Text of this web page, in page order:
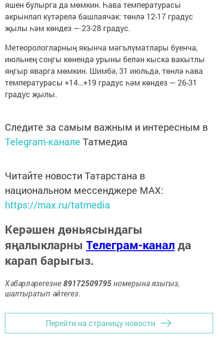
яшен булырга да мөмкин. Һава температурасы
акрынлап күтәрелә башлаячак: төнлә 12-17 градус
җылы һәм көндез — 23-28 градус.
Метеорологларның якынча мәгълүматлары буенча,
июльнең соңгы көнендә урыны белән кыска вакытлы
яңгыр яварга мөмкин. Шимбә, 31 июльдә, төнлә һава
температурасы +14…+19 градус һәм көндез — 26-31
градус җылы.
Следите за самым важным и интересным в
Telegram-канале Татмедиа
Читайте новости Татарстана в
национальном мессенджере MАХ:
https://max.ru/tatmedia
Керәшен дөньясындагы
яңалыкларны Телеграм-каналда
карап барыгыз.
Хәбәрләрегезне89172509795номерына языгыз,
шалтыратып әйтегез.
Перейти на страницу новости